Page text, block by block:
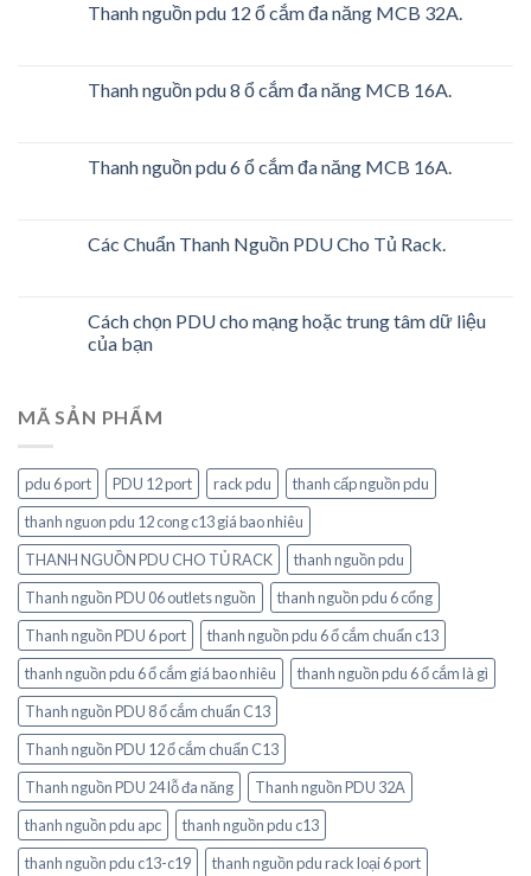
Thanh nguồn pdu 12 ổ cắm đa năng MCB 32A.
Thanh nguồn pdu 8 ổ cắm đa năng MCB 16A.
Thanh nguồn pdu 6 ổ cắm đa năng MCB 16A.
Các Chuẩn Thanh Nguồn PDU Cho Tủ Rack.
Cách chọn PDU cho mạng hoặc trung tâm dữ liệu
của bạn
MÃ SẢN PHẨM
pdu 6 port PDU 12 port rack pdu
thanh cấp nguồn pdu
thanh nguon pdu 12 cong c13 giá bao nhiêu
THANH NGUỒN PDU CHO TỦ RACK
thanh nguồn pdu
Thanh nguồn PDU 06 outlets nguồn
thanh nguồn pdu 6 cổng
Thanh nguồn PDU 6 port
thanh nguồn pdu 6 ổ cắm chuẩn c13
thanh nguồn pdu 6 ổ cắm giá bao nhiêu
thanh nguồn pdu 6 ổ cắm là gì
Thanh nguồn PDU 8 ổ cắm chuẩn C13
Thanh nguồn PDU 12 ổ cắm chuẩn C13
Thanh nguồn PDU 24 lỗ đa năng
Thanh nguồn PDU 32A
thanh nguồn pdu apc
thanh nguồn pdu c13
thanh nguồn pdu c13-c19
thanh nguồn pdu rack loại 6 port